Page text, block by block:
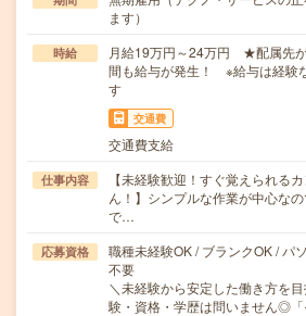
ます）
時給
月給19万円～24万円 ★配属先
間も給与が発生！ ※給与は経験
す
交通費
交通費支給
仕事内容
【未経験歓迎！すぐ覚えられる
ん！】シンプルな作業が中心な
で…
応募資格
職種未経験OK / ブランクOK / パ
不要
＼未経験から安定した働き方を
験・資格・学歴は問いません◎